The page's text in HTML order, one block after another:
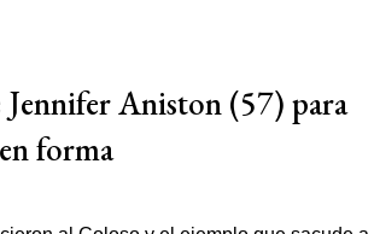
Aniston (57) para
forma